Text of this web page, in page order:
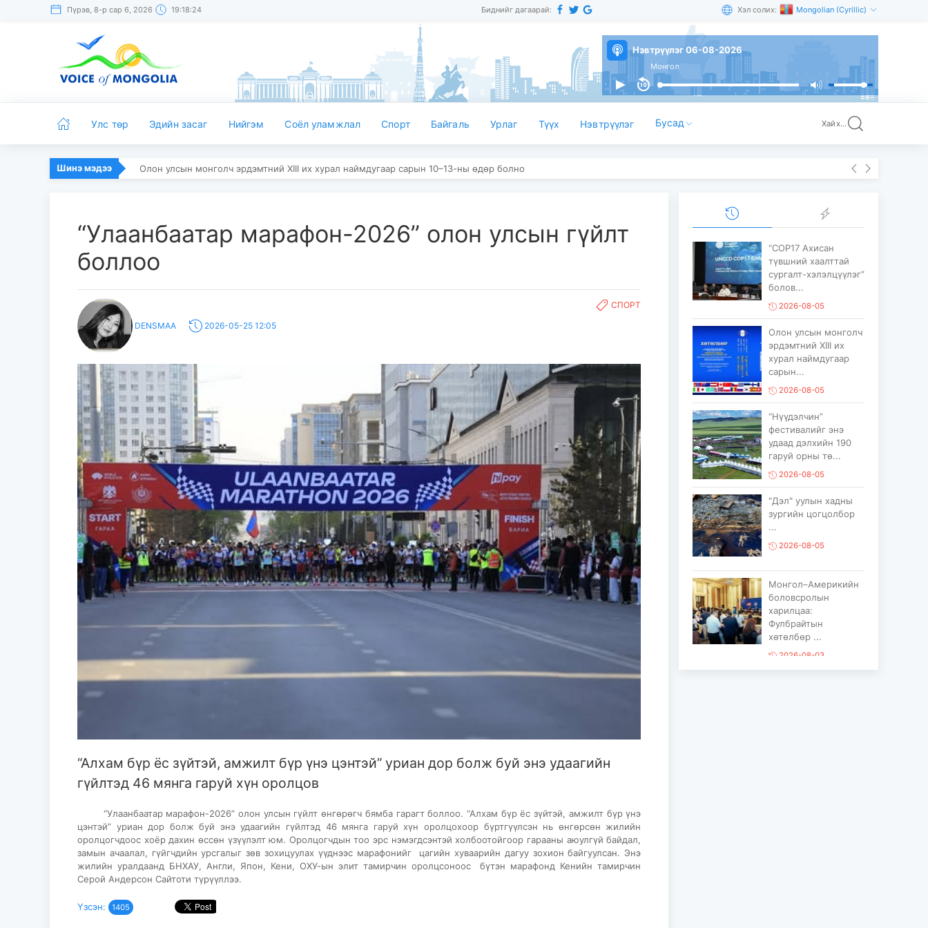
Пүрэв, 8-р сар 6, 2026 19:18:24 Биднийг дагаарай: Хэл солих: Mongolian (Cyrillic)
Нэвтрүүлэг 06-08-2026
Монгол
Улс төр Эдийн засаг Нийгэм Соёл уламжлал Спорт Байгаль Урлаг Түүх Нэвтрүүлэг Бусад Хайх...
Шинэ мэдээ Олон улсын монголч эрдэмтний XIII их хурал наймдугаар сарын 10–13-ны өдөр болно
“Улаанбаатар марафон-2026” олон улсын гүйлт
боллоо
DENSMAA 2026-05-25 12:05
СПОРТ
“Алхам бүр ёс зүйтэй, амжилт бүр үнэ цэнтэй” уриан дор болж буй энэ удаагийн
гүйлтэд 46 мянга гаруй хүн оролцов
“Улаанбаатар марафон-2026” олон улсын гүйлт өнгөрөгч бямба гарагт боллоо. “Алхам бүр ёс зүйтэй, амжилт бүр үнэ
цэнтэй” уриан дор болж буй энэ удаагийн гүйлтэд 46 мянга гаруй хүн оролцохоор бүртгүүлсэн нь өнгөрсөн жилийн
оролцогчдоос хоёр дахин өссөн үзүүлэлт юм. Оролцогчдын тоо эрс нэмэгдсэнтэй холбоотойгоор гарааны аюулгүй байдал,
замын ачаалал, гүйгчдийн урсгалыг зөв зохицуулах үүднээс марафонийг цагийн хуваарийн дагуу зохион байгуулсан. Энэ
жилийн уралдаанд БНХАУ, Англи, Япон, Кени, ОХУ-ын элит тамирчин оролцсоноос бүтэн марафонд Кенийн тамирчин
Серой Андерсон Сайтоти түрүүллээ.
Үзсэн: 1405
“COP17 Ахисан
түвшний хаалттай
сургалт-хэлэлцүүлэг”
болов...
2026-08-05
Олон улсын монголч
эрдэмтний XIII их
хурал наймдугаар
сарын...
2026-08-05
“Нүүдэлчин”
фестивалийг энэ
удаад дэлхийн 190
гаруй орны тө...
2026-08-05
"Дэл" уулын хадны
зургийн цогцолбор
...
2026-08-05
Монгол–Америкийн
боловсролын
харилцаа:
Фулбрайтын
хөтөлбөр ...
2026-08-03